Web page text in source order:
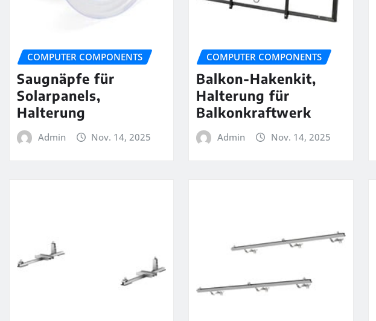
COMPUTER COMPONENTS
Saugnäpfe für
Solarpanels,
Halterung
Admin Nov. 14, 2025
COMPUTER COMPONENTS
Balkon-Hakenkit,
Halterung für
Balkonkraftwerk
Admin Nov. 14, 2025